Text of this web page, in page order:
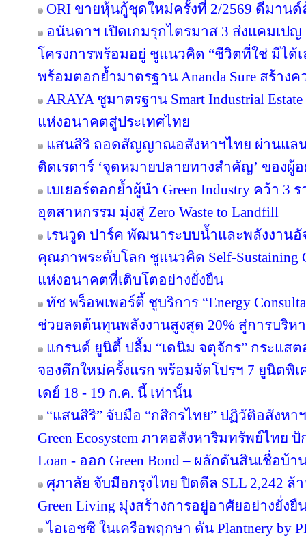
ORI ขายหุ้นกู้ชุดใหม่ครั้งที่ 2/2569 ดีมาน
อนันดาฯ เปิดเกมรุกไตรมาส 3 ส่งแคมเปญ
โครงการพร้อมอยู่ ชูแนวคิด “ชีวิตที่ใช่ มีได้
พร้อมตอกย้ำมาตรฐาน Ananda Sure สร้าง
ARAYA ชูมาตรฐาน Smart Industrial
แห่งอนาคตสู่ประเทศไทย
แสนสิริ ถอดสัญญาณอสังหาฯไทย ผ่านแล
ติดเรดาร์ ‘จุดหมายปลายทางสำคัญ’ ของผู้
เบเยอร์ตอกย้ำผู้นำ Green Industry คว้า 3
อุตสาหกรรม มุ่งสู่ Zero Waste to Landfill
เรนวูด ปาร์ค พัฒนาระบบน้ำและพลังงาน
คุณภาพระดับโลก ชูแนวคิด Self-Sustaining
แห่งอนาคตที่เติบโตอย่างยั่งยืน
ทัช พร็อพเพอร์ตี้ ชูบริการ “Energy
ช่วยลดต้นทุนพลังงานสูงสุด 20% สู่การบริห
แกรนด์ ยูนิตี้ ปลื้ม “เดนิม จตุจักร” กระแสต
จองตึกใหม่ครั้งแรก พร้อมจัดโปรฯ 7 ยูนิตพิเ
เดย์ 18 - 19 ก.ค. นี้ เท่านั้น
“แสนสิริ” จับมือ “กสิกรไทย” ปฏิวัติอสังหา
Green Ecosystem ภาคอสังหาริมทรัพย์ไทย
Loan - ออก Green Bond – ผลักดันสินเชื่อบ้า
ศุภาลัย จับมือกรุงไทย ปิดดีล SLL 2,242 ล้
Green Living มุ่งสร้างการอยู่อาศัยอย่างยั่งยื
ไอเอชซี ในเครือพฤกษา ดัน Plantnery by